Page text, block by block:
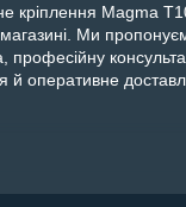
кріплення Magma
Ми
й оперативне